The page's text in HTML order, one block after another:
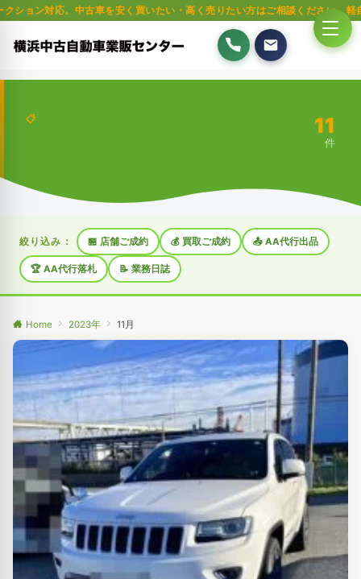
を安く買いたい・高く売りたい方はご相談ください。軽自動車・普通車・
📋 11
件
絞り込み： 🏪 店舗ご成約 💰 買取ご成約 📤 AA代行出品
🏆 AA代行落札 📝 業務日誌
Home 2023年 11月